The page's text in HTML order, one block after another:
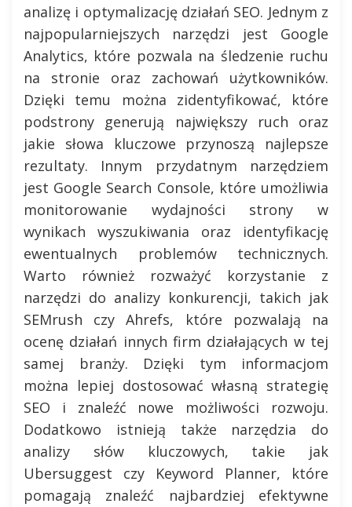
analizę i optymalizację działań SEO. Jednym z
najpopularniejszych narzędzi jest Google
Analytics, które pozwala na śledzenie ruchu
na stronie oraz zachowań użytkowników.
Dzięki temu można zidentyfikować, które
podstrony generują największy ruch oraz
jakie słowa kluczowe przynoszą najlepsze
rezultaty. Innym przydatnym narzędziem
jest Google Search Console, które umożliwia
monitorowanie wydajności strony w
wynikach wyszukiwania oraz identyfikację
ewentualnych problemów technicznych.
Warto również rozważyć korzystanie z
narzędzi do analizy konkurencji, takich jak
SEMrush czy Ahrefs, które pozwalają na
ocenę działań innych firm działających w tej
samej branży. Dzięki tym informacjom
można lepiej dostosować własną strategię
SEO i znaleźć nowe możliwości rozwoju.
Dodatkowo istnieją także narzędzia do
analizy słów kluczowych, takie jak
Ubersuggest czy Keyword Planner, które
pomagają znaleźć najbardziej efektywne